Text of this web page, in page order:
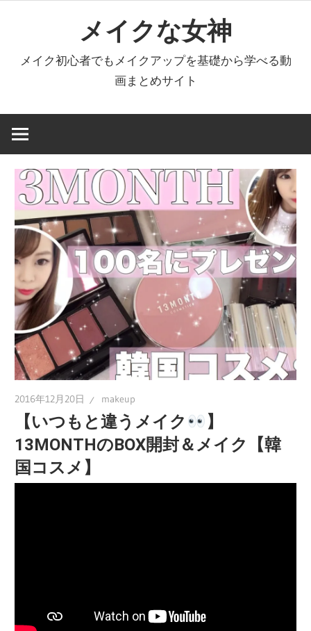
へ
キ
メイクな女神
メイク初心者でもメイクアップを基礎から学べる動
画まとめサイト
2016年12月20日 makeup
【いつもと違うメイク
】
13MONTHのBOX開封＆メイク【韓
国コスメ】